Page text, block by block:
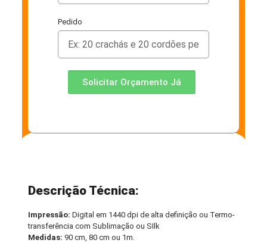
Pedido
Solicitar Orçamento Já
Descrição Técnica:
Impressão: Digital em 1440 dpi de alta definição ou Termo-
transferência com Sublimação ou SIlk
Medidas: 90 cm, 80 cm ou 1m.